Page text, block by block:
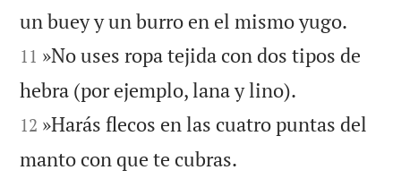
un buey y un burro en el mismo yugo.
11 »No uses ropa tejida con dos tipos de
hebra (por ejemplo, lana y lino).
12 »Harás flecos en las cuatro puntas del
manto con que te cubras.